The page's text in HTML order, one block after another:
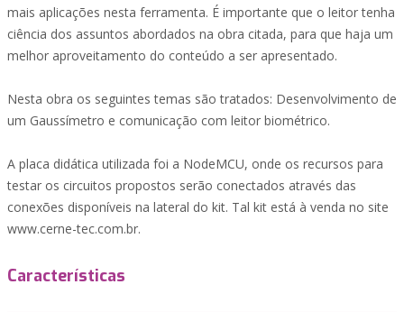
mais aplicações nesta ferramenta. É importante que o leitor tenha
ciência dos assuntos abordados na obra citada, para que haja um
melhor aproveitamento do conteúdo a ser apresentado.
Nesta obra os seguintes temas são tratados: Desenvolvimento de
um Gaussímetro e comunicação com leitor biométrico.
A placa didática utilizada foi a NodeMCU, onde os recursos para
testar os circuitos propostos serão conectados através das
conexões disponíveis na lateral do kit. Tal kit está à venda no site
www.cerne-tec.com.br.
Características